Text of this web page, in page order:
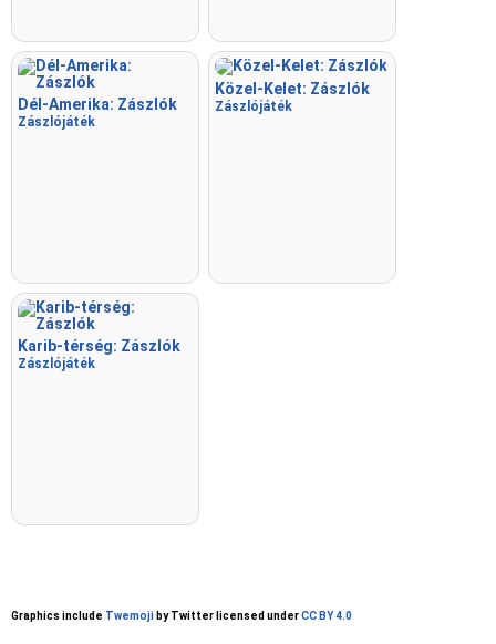
Dél-Amerika: Zászlók
Zászlójáték
Közel-Kelet: Zászlók
Zászlójáték
Karib-térség: Zászlók
Zászlójáték
Graphics include Twemoji by Twitter licensed underCC BY 4.0